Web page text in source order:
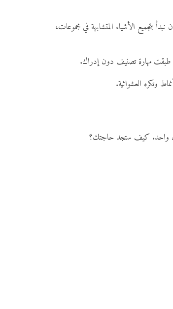
بتجميع الأشياء المتشابهة في مجموعات،
طبقت مهارة تصنيف دون إدراك.
وتكره العشوائية.
واحد. كيف ستجد حاجتك؟